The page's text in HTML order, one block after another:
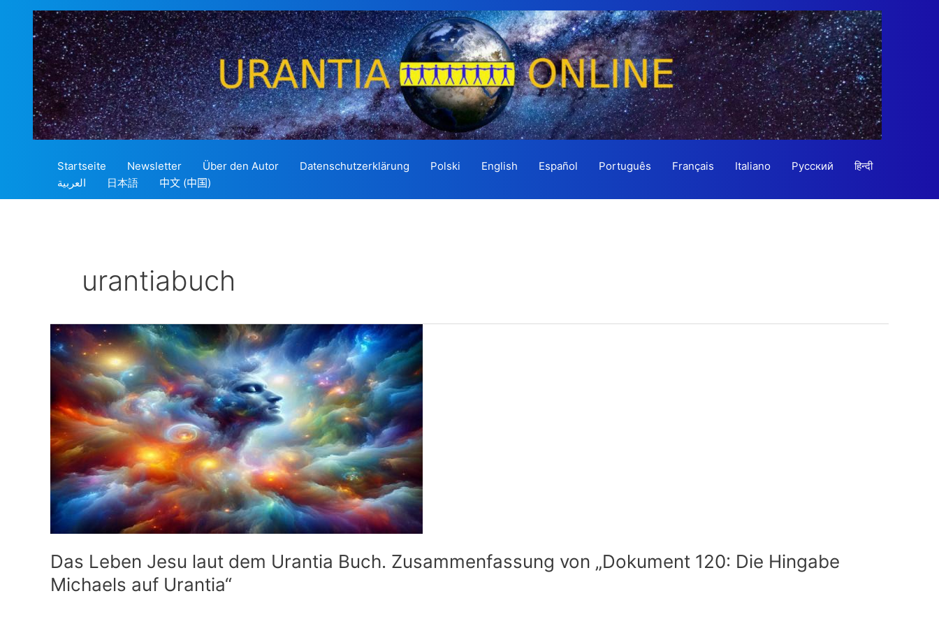
springen
Startseite Newsletter Über den Autor Datenschutzerklärung Polski English Español Português Français Italiano Русский
हिन्दी
العربية
日本語 中文 (中国)
urantiabuch
Das Leben Jesu laut dem Urantia Buch. Zusammenfassung von „Dokument 120: Die Hingabe
Michaels auf Urantia“